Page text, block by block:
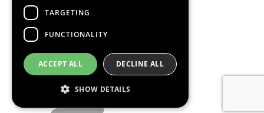
TARGETING
FUNCTIONALITY
ACCEPT ALL DECLINE ALL
SHOW DETAILS